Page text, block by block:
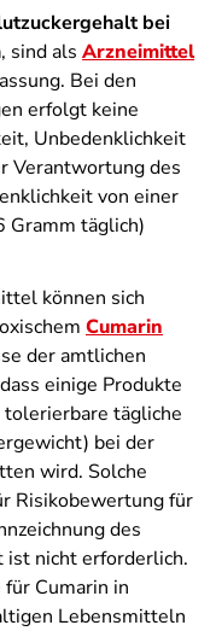
bei
, sind als Arzneimittel
Bei den
erfolgt keine
Unbedenklichkeit
Verantwortung des
von einer
Gramm täglich)
können sich
Cumarin
der amtlichen
einige Produkte
tägliche
bei der
wird. Solche
Risikobewertung für
des
ist nicht erforderlich.
Cumarin in
Lebensmitteln